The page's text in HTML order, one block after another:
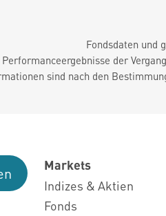
Fondsdaten und
Performanceergebnisse der
sind nach den
Markets
Indizes & Aktien
Fonds